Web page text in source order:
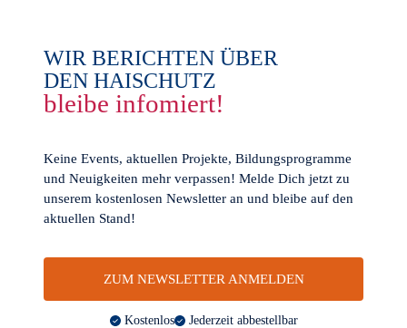
WIR BERICHTEN ÜBER
DEN HAISCHUTZ
bleibe infomiert!
Keine Events, aktuellen Projekte, Bildungsprogramme
und Neuigkeiten mehr verpassen! Melde Dich jetzt zu
unserem kostenlosen Newsletter an und bleibe auf den
aktuellen Stand!
ZUM NEWSLETTER ANMELDEN
Kostenlos Jederzeit abbestellbar